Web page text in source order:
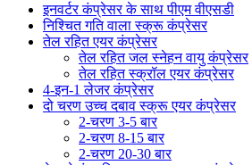
इनवर्टर कंप्रेसर के साथ पीएम वीएसडी
निश्चित गति वाला स्क्रू कंप्रेसर
तेल रहित एयर कंप्रेसर
तेल रहित जल स्नेहन वायु कंप्रेसर
तेल रहित स्क्रॉल एयर कंप्रेसर
4-इन-1 लेजर कंप्रेसर
दो चरण उच्च दबाव स्क्रू एयर कंप्रेसर
2-चरण 3-5 बार
2-चरण 8-15 बार
2-चरण 20-30 बार